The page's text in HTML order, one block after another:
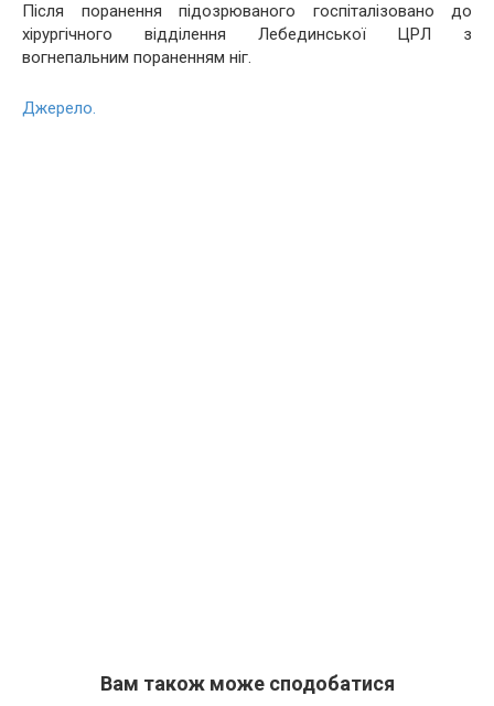
Після поранення підозрюваного госпіталізовано до
хірургічного відділення Лебединської ЦРЛ з
вогнепальним пораненням ніг.
Джерело.
Вам також може сподобатися